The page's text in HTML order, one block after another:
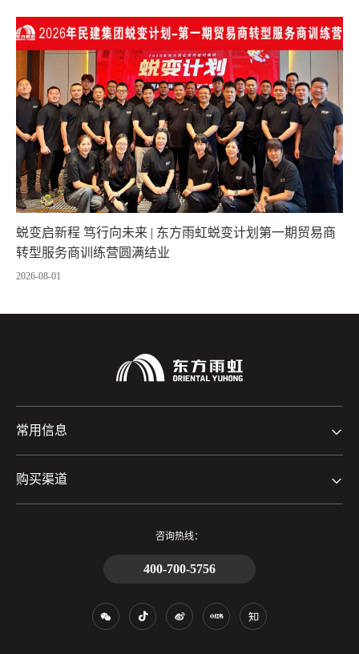
蜕变启新程 笃行向未来 | 东方雨虹蜕变计划第一期贸易商
转型服务商训练营圆满结业
2026-08-01
常用信息
购买渠道
咨询热线：
400-700-5756